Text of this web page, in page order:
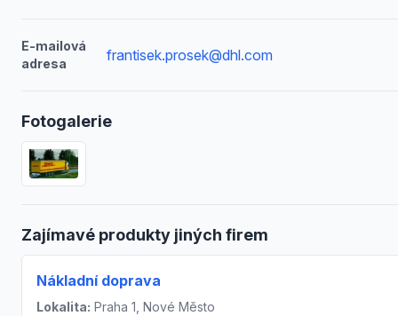
E-mailová
adresa
frantisek.prosek@dhl.com
Fotogalerie
Zajímavé produkty jiných firem
Nákladní doprava
Lokalita: Praha 1, Nové Město